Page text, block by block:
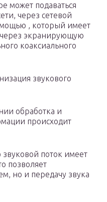
может подаваться
через сетевой
, который имеет
экранирующую
коаксиального
звукового
обработка и
происходит
поток имеет
позволяет
но и передачу звука